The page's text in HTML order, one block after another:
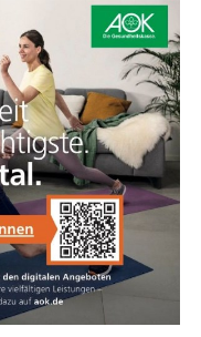
Feder­ga­bel. Die­se
an und bie­tet
und Schul­tern,